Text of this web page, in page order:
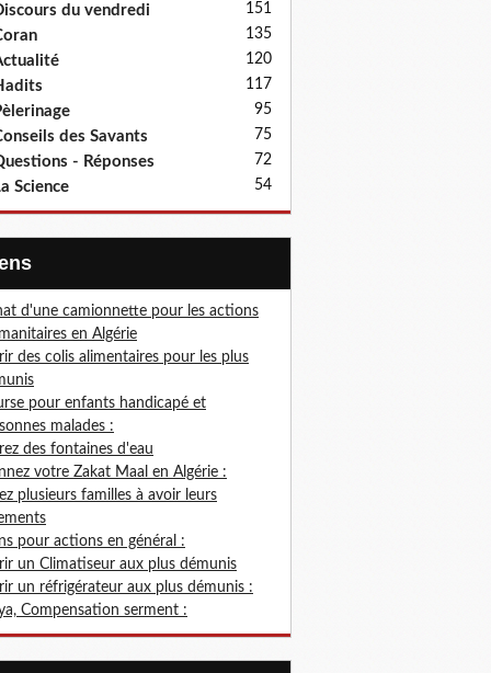
du vendredi 151
135
120
117
95
des Savants 75
- Réponses 72
Science 54
d'une camionnette pour les actions
en Algérie
des colis alimentaires pour les plus
pour enfants handicapé et
malades :
des fontaines d'eau
votre Zakat Maal en Algérie :
plusieurs familles à avoir leurs
pour actions en général :
un Climatiseur aux plus démunis
un réfrigérateur aux plus démunis :
Compensation serment :